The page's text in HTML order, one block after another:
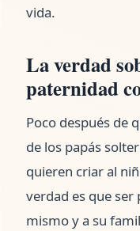
vida.
La verdad
paternidad
Poco después de
de los papás
quieren criar al
verdad es que ser
mismo y a su